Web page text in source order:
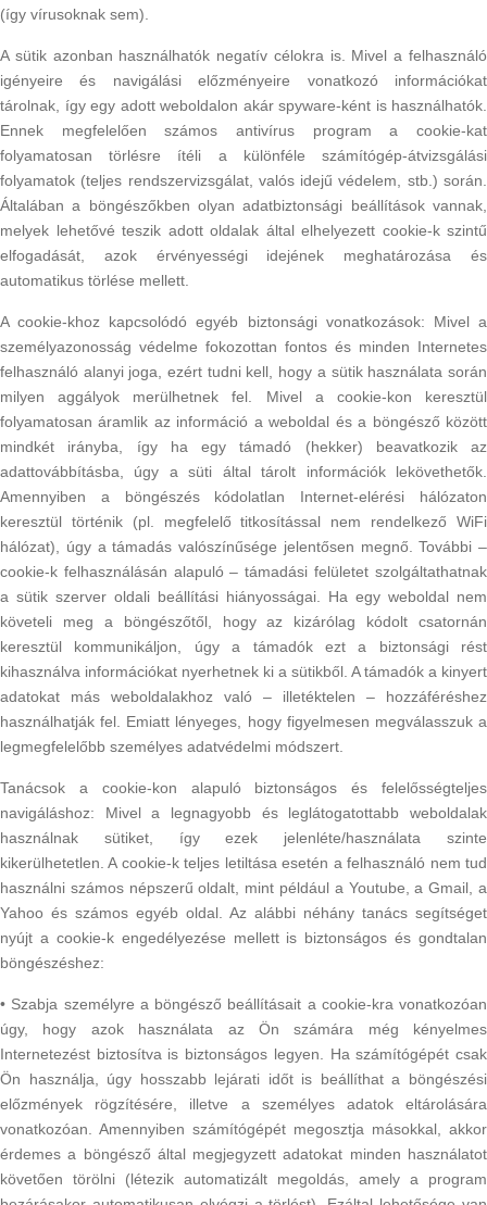
(így vírusoknak sem).
A sütik azonban használhatók negatív célokra is. Mivel a felhasználó
igényeire és navigálási előzményeire vonatkozó információkat
tárolnak, így egy adott weboldalon akár spyware-ként is használhatók.
Ennek megfelelően számos antivírus program a cookie-kat
folyamatosan törlésre ítéli a különféle számítógép-átvizsgálási
folyamatok (teljes rendszervizsgálat, valós idejű védelem, stb.) során.
Általában a böngészőkben olyan adatbiztonsági beállítások vannak,
melyek lehetővé teszik adott oldalak által elhelyezett cookie-k szintű
elfogadását, azok érvényességi idejének meghatározása és
automatikus törlése mellett.
A cookie-khoz kapcsolódó egyéb biztonsági vonatkozások: Mivel a
személyazonosság védelme fokozottan fontos és minden Internetes
felhasználó alanyi joga, ezért tudni kell, hogy a sütik használata során
milyen aggályok merülhetnek fel. Mivel a cookie-kon keresztül
folyamatosan áramlik az információ a weboldal és a böngésző között
mindkét irányba, így ha egy támadó (hekker) beavatkozik az
adattovábbításba, úgy a süti által tárolt információk lekövethetők.
Amennyiben a böngészés kódolatlan Internet-elérési hálózaton
keresztül történik (pl. megfelelő titkosítással nem rendelkező WiFi
hálózat), úgy a támadás valószínűsége jelentősen megnő. További –
cookie-k felhasználásán alapuló – támadási felületet szolgáltathatnak
a sütik szerver oldali beállítási hiányosságai. Ha egy weboldal nem
követeli meg a böngészőtől, hogy az kizárólag kódolt csatornán
keresztül kommunikáljon, úgy a támadók ezt a biztonsági rést
kihasználva információkat nyerhetnek ki a sütikből. A támadók a kinyert
adatokat más weboldalakhoz való – illetéktelen – hozzáféréshez
használhatják fel. Emiatt lényeges, hogy figyelmesen megválasszuk a
legmegfelelőbb személyes adatvédelmi módszert.
Tanácsok a cookie-kon alapuló biztonságos és felelősségteljes
navigáláshoz: Mivel a legnagyobb és leglátogatottabb weboldalak
használnak sütiket, így ezek jelenléte/használata szinte
kikerülhetetlen. A cookie-k teljes letiltása esetén a felhasználó nem tud
használni számos népszerű oldalt, mint például a Youtube, a Gmail, a
Yahoo és számos egyéb oldal. Az alábbi néhány tanács segítséget
nyújt a cookie-k engedélyezése mellett is biztonságos és gondtalan
böngészéshez:
• Szabja személyre a böngésző beállításait a cookie-kra vonatkozóan
úgy, hogy azok használata az Ön számára még kényelmes
Internetezést biztosítva is biztonságos legyen. Ha számítógépét csak
Ön használja, úgy hosszabb lejárati időt is beállíthat a böngészési
előzmények rögzítésére, illetve a személyes adatok eltárolására
vonatkozóan. Amennyiben számítógépét megosztja másokkal, akkor
érdemes a böngésző által megjegyzett adatokat minden használatot
követően törölni (létezik automatizált megoldás, amely a program